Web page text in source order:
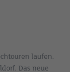
laufen.
Das neue